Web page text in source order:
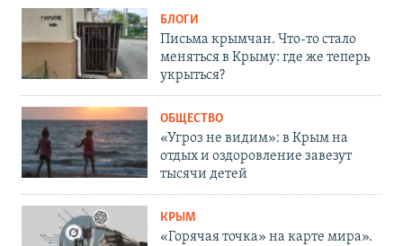
БЛОГИ
Письма крымчан. Что-то стало
меняться в Крыму: где же теперь
укрыться?
ОБЩЕСТВО
«Угроз не видим»: в Крым на
отдых и оздоровление завезут
тысячи детей
КРЫМ
«Горячая точка» на карте мира».